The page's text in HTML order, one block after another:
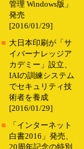
管理 Windows版」
発売
[2016/01/29]
■ 大日本印刷が「サ
イバーナレッジア
カデミー」設立、
IAIの訓練システム
でセキュリティ技
術者を養成
[2016/01/29]
■
「インターネット
白書2016」発売、
20周年記念の特別